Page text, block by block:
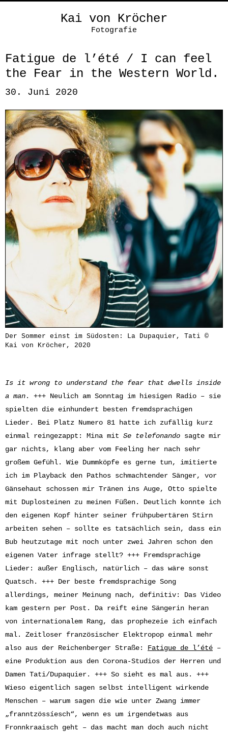
Kai von Kröcher
Fotografie
Fatigue de l’été / I can feel
the Fear in the Western World.
30. Juni 2020
Der Sommer einst im Südosten: La Dupaquier, Tati ©
Kai von Kröcher, 2020
Is it wrong to understand the fear that dwells inside
a man. +++ Neulich am Sonntag im hiesigen Radio – sie
spielten die einhundert besten fremdsprachigen
Lieder. Bei Platz Numero 81 hatte ich zufällig kurz
einmal reingezappt: Mina mit Se telefonando sagte mir
gar nichts, klang aber vom Feeling her nach sehr
großem Gefühl. Wie Dummköpfe es gerne tun, imitierte
ich im Playback den Pathos schmachtender Sänger, vor
Gänsehaut schossen mir Tränen ins Auge, Otto spielte
mit Duplosteinen zu meinen Füßen. Deutlich konnte ich
den eigenen Kopf hinter seiner frühpubertären Stirn
arbeiten sehen – sollte es tatsächlich sein, dass ein
Bub heutzutage mit noch unter zwei Jahren schon den
eigenen Vater infrage stellt? +++ Fremdsprachige
Lieder: außer Englisch, natürlich – das wäre sonst
Quatsch. +++ Der beste fremdsprachige Song
allerdings, meiner Meinung nach, definitiv: Das Video
kam gestern per Post. Da reift eine Sängerin heran
von internationalem Rang, das prophezeie ich einfach
mal. Zeitloser französischer Elektropop einmal mehr
also aus der Reichenberger Straße: Fatigue de l’été –
eine Produktion aus den Corona-Studios der Herren und
Damen Tati/Dupaquier. +++ So sieht es mal aus. +++
Wieso eigentlich sagen selbst intelligent wirkende
Menschen – warum sagen die wie unter Zwang immer
„franntzössíesch“, wenn es um irgendetwas aus
Fronnkraaisch geht – das macht man doch auch nicht